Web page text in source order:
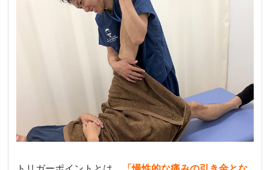
合効果でかなり良かったのだと思います。
今後の予防に関してのお話もして下さりありが
たかったです。腰に負荷がかかり辛い筋トレや
有酸素運動など日々のモチベーションにも繋が
심리나
3 か月前
メンテナンスしてもらってます。施術直後から